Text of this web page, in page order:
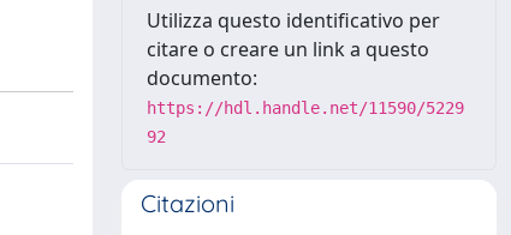
Utilizza questo identificativo per
citare o creare un link a questo
documento:
https://hdl.handle.net/11590/5229
92
Citazioni